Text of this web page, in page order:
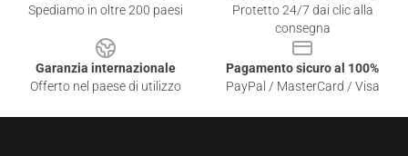
Spediamo in oltre 200 paesi
Protetto 24/7 dai clic alla
consegna
Garanzia internazionale
Offerto nel paese di utilizzo
Pagamento sicuro al 100%
PayPal / MasterCard / Visa